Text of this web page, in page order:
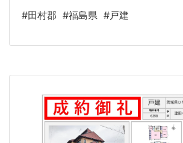
#田村郡 #福島県 #戸建